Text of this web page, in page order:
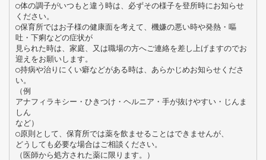
○体の調子がいつもと違う時は、必ずその様子を登所時にお知らせ
ください。
○保育所ではお子様の健康面を考えて、機嫌の悪い時や発熱・嘔
吐・下痢などの症状が
見られた時は、家庭、又は職場の方へご連絡を差し上げますのでお
迎えをお願いします。
○持病や治りにくい癖などがある時は、あらかじめお知らせくださ
い。
（例
アナフィラキシー・ひきつけ・ヘルニア・手が抜けやすい・じんま
しん
など）
○原則として、保育所では薬を飲ませることはできませんが、
どうしても必要な場合はご相談ください。
（医師から処方された薬に限ります。）